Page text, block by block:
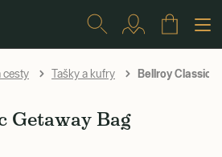
cesty Tašky a kufry Bellroy Classic
Getaway Bag